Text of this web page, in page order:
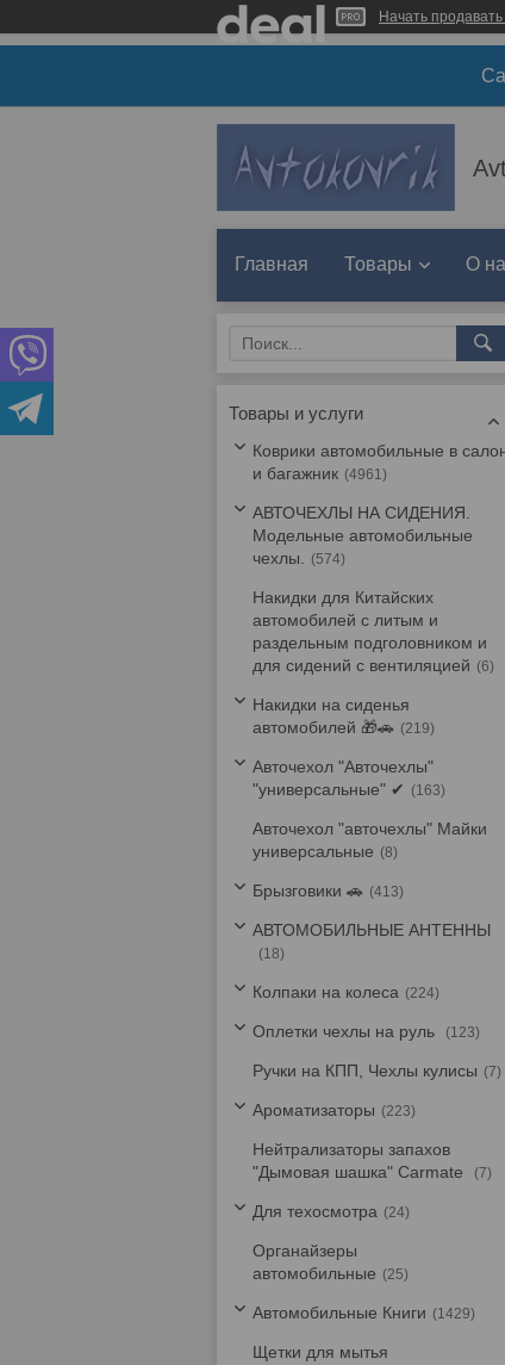
Начать
Главная Товары О
Товары и услуги
Коврики автомобильные в
и багажник
4961
АВТОЧЕХЛЫ НА СИДЕНИЯ.
Модельные автомобильные
чехлы.
574
Накидки для Китайских
автомобилей с литым и
раздельным подголовником и
для сидений с вентиляцией
6
Накидки на сиденья
автомобилей 🎁🚗
219
Авточехол "Авточехлы"
"универсальные" ✔
163
Авточехол "авточехлы" Майки
универсальные
8
Брызговики 🚗 413
АВТОМОБИЛЬНЫЕ АНТЕННЫ
18
Колпаки на колеса 224
Оплетки чехлы на руль 123
Ручки на КПП, Чехлы кулисы 7
Ароматизаторы 223
Нейтрализаторы запахов
"Дымовая шашка" Carmate
7
Для техосмотра 24
Органайзеры
автомобильные
25
Автомобильные Книги 1429
Щетки для мытья